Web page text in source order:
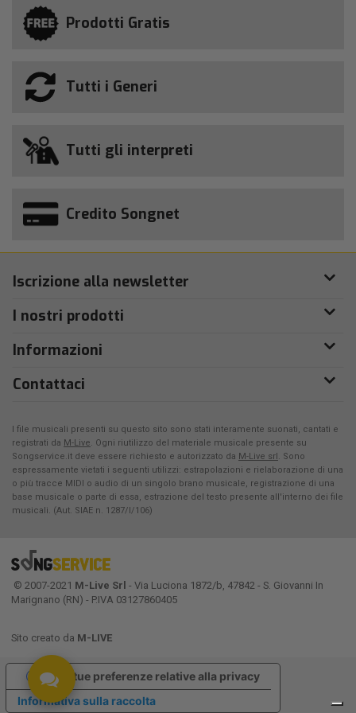
Prodotti Gratis
Tutti i Generi
Tutti gli interpreti
Credito Songnet
Iscrizione alla newsletter
I nostri prodotti
Informazioni
Contattaci
I file musicali presenti su questo sito sono stati interamente suonati, cantati e
registrati da M-Live. Ogni riutilizzo del materiale musicale presente su
Songservice.it deve essere richiesto e autorizzato da M-Live srl. Sono
espressamente vietati i seguenti utilizzi: estrapolazioni e rielaborazione di una
o più tracce MIDI o audio di un singolo brano musicale, registrazione di una
base musicale o parte di essa, estrazione del testo presente all'interno dei file
musicali. (Aut. SIAE n. 1287/I/106)
© 2007-2021 M-Live Srl - Via Luciona 1872/b, 47842 - S. Giovanni In
Marignano (RN) - P.IVA 03127860405
Sito creato da M-LIVE
Informativa sulla raccolta
Le tue preferenze relative alla privacy